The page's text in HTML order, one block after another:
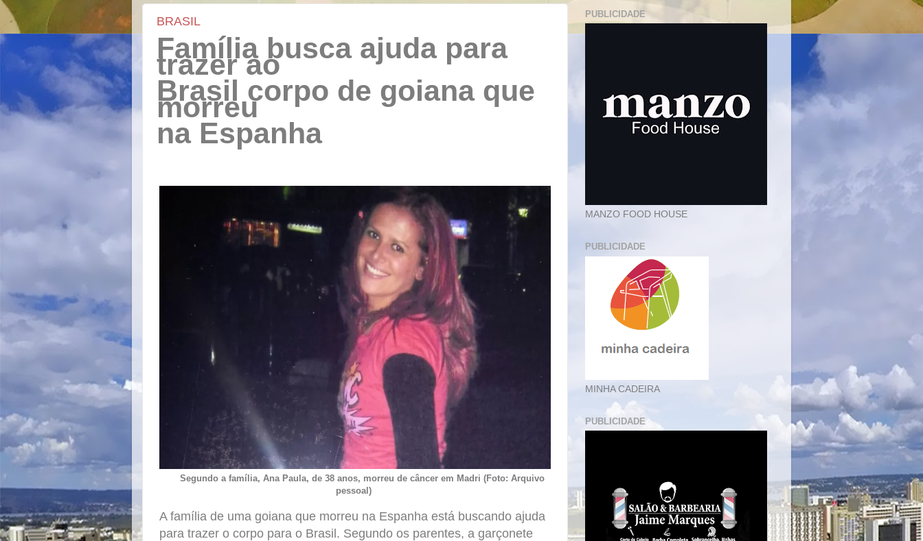
BRASIL
Família busca ajuda para
trazer ao
Brasil corpo de goiana que
morreu
na Espanha
Segundo a família, Ana Paula, de 38 anos, morreu de câncer em Madri (Foto: Arquivo
pessoal)
A família de uma goiana que morreu na Espanha está buscando ajuda
para trazer o corpo para o Brasil. Segundo os parentes, a garçonete
PUBLICIDADE
MANZO FOOD HOUSE
PUBLICIDADE
MINHA CADEIRA
PUBLICIDADE